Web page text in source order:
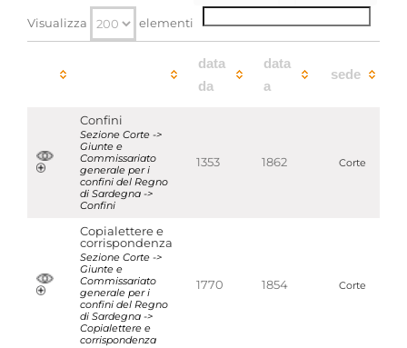
Produttori di archivi associati
Commissariato Generale dei Confini[
Commissariato generale per i confini e giunte
dei confini [Inventario n. 155]
Aggregazioni associate al record corrente
Temi
Politica e Amministrazione
Parole chiave
Confini
Visualizza tutte le unità archivistiche
Visualizza elementi
data
da
data
a
sede
Confini
Sezione Corte ->
Giunte e
Commissariato
generale per i
confini del Regno
di Sardegna ->
Confini
1353 1862 Corte
Copialettere e
corrispondenza
Sezione Corte ->
Giunte e
Commissariato
generale per i
confini del Regno
di Sardegna ->
Copialettere e
corrispondenza
1770 1854 Corte